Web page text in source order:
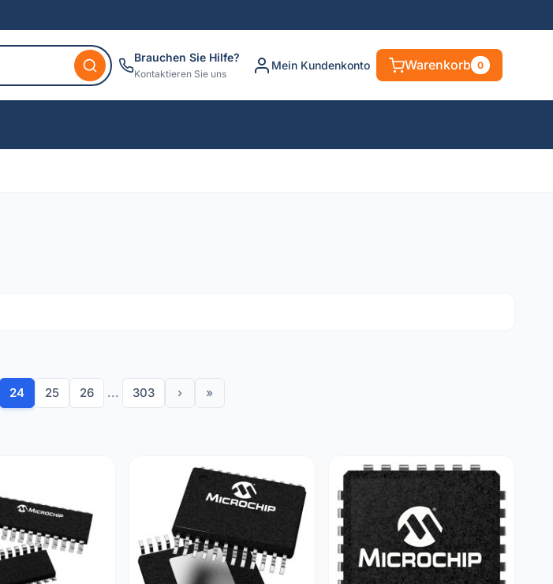
Brauchen Sie Hilfe?
Kontaktieren Sie uns
Mein Kundenkonto Warenkorb 0
24 25 26 ... 303 › »